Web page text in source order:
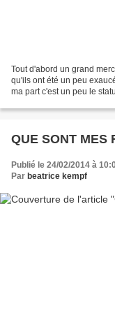
Tout d'abord un grand
qu'ils ont été un peu
ma part c'est un peu le
QUE SONT MES
Publié le 24/02/2014 à
Par beatrice kempf